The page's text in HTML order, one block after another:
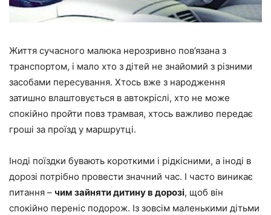
Життя сучасного малюка нерозривно пов’язана з
транспортом, і мало хто з дітей не знайомий з різними
засобами пересування. Хтось вже з народження
затишно влаштовується в автокріслі, хто не може
спокійно пройти повз трамвая, хтось важливо передає
гроші за проїзд у маршрутці.
Іноді поїздки бувають короткими і рідкісними, а іноді в
дорозі потрібно провести значний час. І часто виникає
питання – чим зайняти дитину в дорозі, щоб він
спокійно переніс подорож. Із зовсім маленькими дітьми